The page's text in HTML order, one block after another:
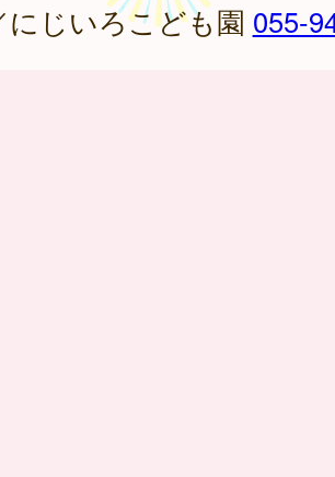
にじいろこども園 055-